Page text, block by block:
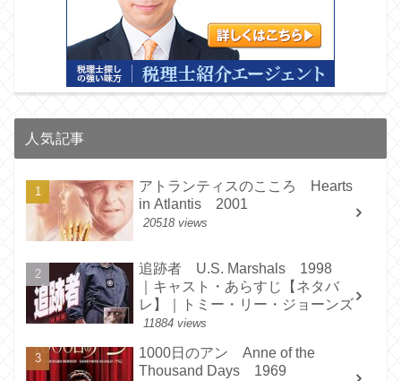
人気記事
アトランティスのこころ Hearts
in Atlantis 2001
20518 views
追跡者 U.S. Marshals 1998
｜キャスト・あらすじ【ネタバ
レ】｜トミー・リー・ジョーンズ
11884 views
1000日のアン Anne of the
Thousand Days 1969